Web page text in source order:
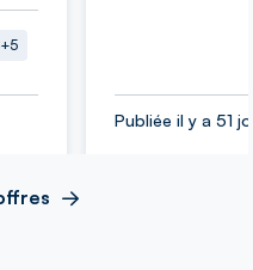
Publiée il y a 51